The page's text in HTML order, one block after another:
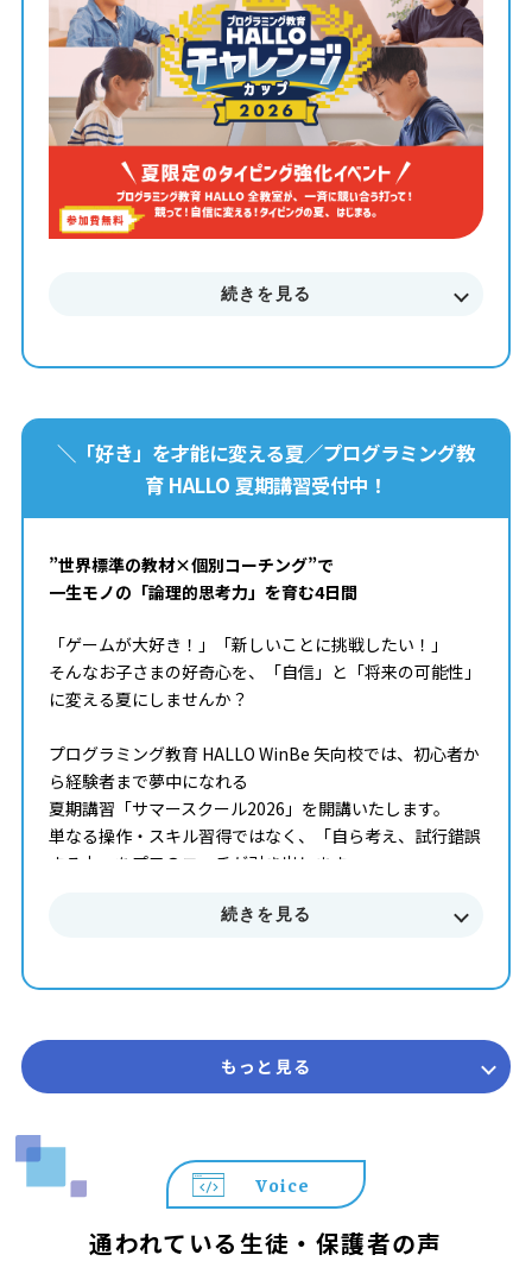
■■■ タイピングチャレンジカップ2026 概要 ■■■
【Stage 1：基礎練習】タイピングキャンプ
・形式： オンライン（Zoom）
・期間： 7/28(火) ～ 7/31(金)
・時間： 毎朝 7:00 / 8:00 / 9:00（各回30分・定員制）
【Stage 2：挑戦】タイピングコンテスト
・期間： 7/31(金) ～ 8/31(月)
下記のURLよりお申し込みください！
https://www.hallo.jp/fs/lp/typingchallengecup/
続きを見る
＼「好き」を才能に変える夏／プログラミング教
育 HALLO 夏期講習受付中！
”世界標準の教材×個別コーチング”で
一生モノの「論理的思考力」を育む4日間
「ゲームが大好き！」「新しいことに挑戦したい！」
そんなお子さまの好奇心を、「自信」と「将来の可能性」
に変える夏にしませんか？
プログラミング教育 HALLO WinBe 矢向校では、初心者か
ら経験者まで夢中になれる
夏期講習「サマースクール2026」を開講いたします。
単なる操作・スキル習得ではなく、「自ら考え、試行錯誤
する力」をプロのコーチが引き出します。
■■■ サマースクール2026 概要 ■■■
参加費 14,850円（税込）
※教室によって実施状況や開講日が異なります。詳しくは
＼＼ プログラミング教育 HALLOが選ばれる3つの理由 ／
続きを見る
もっと見る
Voice
通われている生徒・保護者の声